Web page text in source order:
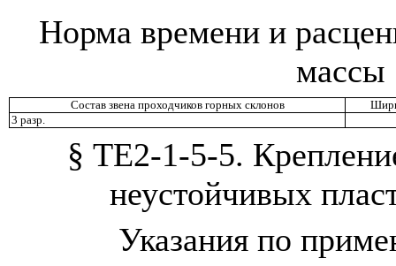
Норма времени и
массы
Состав звена проходчиков горных склонов
3 разр.
§ ТЕ2-1-5-5.
неустойчивых
Указания по